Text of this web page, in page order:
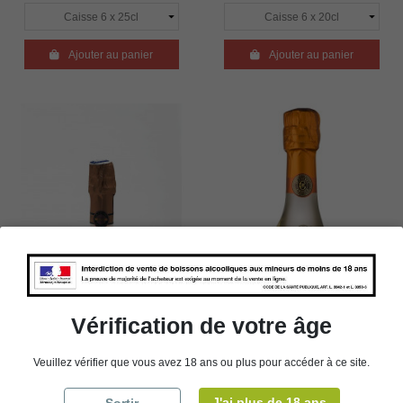
Ajouter au panier Ajouter au panier
Bouteille 20cl x 6 - J.P.
Chenet - Vin Mousseux -
Dry - Rosé
Bouteille 20cl x 6 - J.P.
Chenet - Vin Mousseux -
Demi-Sec
Vérification de votre âge
Veuillez vérifier que vous avez 18 ans ou plus pour accéder à ce site.